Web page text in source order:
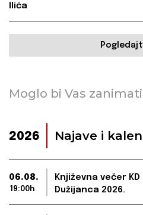
Ilića
Moglo bi Vas
2026 Najave i
06.08.
19:00h
Književna večer
Dužijanca 2026.